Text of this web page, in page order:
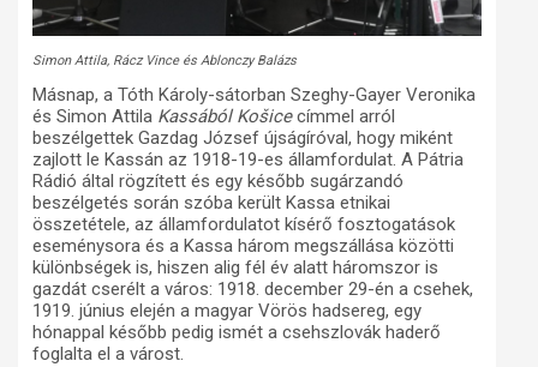
Simon Attila, Rácz Vince és Ablonczy Balázs
Másnap, a Tóth Károly-sátorban Szeghy-Gayer Veronika
és Simon Attila Kassából Košicecímmel arról
beszélgettek Gazdag József újságíróval, hogy miként
zajlott le Kassán az 1918-19-es államfordulat. A Pátria
Rádió által rögzített és egy később sugárzandó
beszélgetés során szóba került Kassa etnikai
összetétele, az államfordulatot kísérő fosztogatások
eseménysora és a Kassa három megszállása közötti
különbségek is, hiszen alig fél év alatt háromszor is
gazdát cserélt a város: 1918. december 29-én a csehek,
1919. június elején a magyar Vörös hadsereg, egy
hónappal később pedig ismét a csehszlovák haderő
foglalta el a várost.